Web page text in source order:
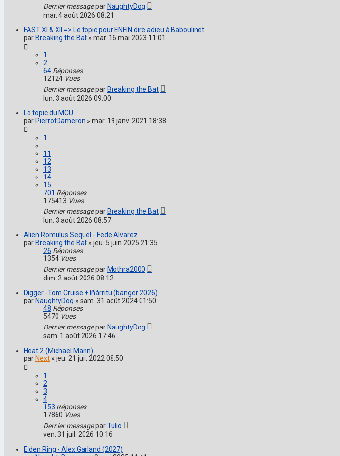
Dernier messageparNaughtyDog
mar. 4 août 2026 08:21
FAST XI & XII => Le topic pour ENFIN dire adieu à Baboulinet
parBreaking the Bat » mar. 16 mai 2023 11:01
1
2
64 Réponses
12124 Vues
Dernier messageparBreaking the Bat
lun. 3 août 2026 09:00
Le topic du MCU
parPierrotDameron » mar. 19 janv. 2021 18:38
1
11
12
13
14
15
701 Réponses
175413 Vues
Dernier messageparBreaking the Bat
lun. 3 août 2026 08:57
Alien Romulus Sequel - Fede Alvarez
parBreaking the Bat » jeu. 5 juin 2025 21:35
26 Réponses
1354 Vues
Dernier messageparMothra2000
dim. 2 août 2026 08:12
Digger -Tom Cruise + Iñárritu (banger 2026)
parNaughtyDog » sam. 31 août 2024 01:50
48 Réponses
5470 Vues
Dernier messageparNaughtyDog
sam. 1 août 2026 17:46
Heat 2 (Michael Mann)
parNext » jeu. 21 juil. 2022 08:50
1
2
3
4
153 Réponses
17860 Vues
Dernier messageparTulio
ven. 31 juil. 2026 10:16
Elden Ring - Alex Garland (2027)